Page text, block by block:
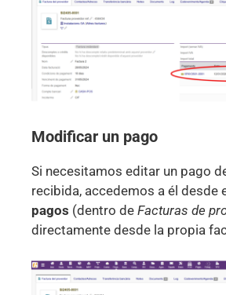
Modificar un pago
Si necesitamos editar un pago
recibida, accedemos a él desde
pagos (dentro de Facturas de
directamente desde la propia